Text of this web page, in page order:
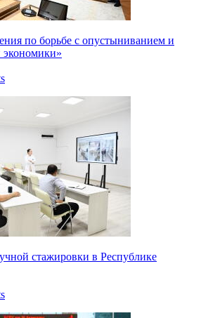
по борьбе с опустыниванием и
стажировки в Республике